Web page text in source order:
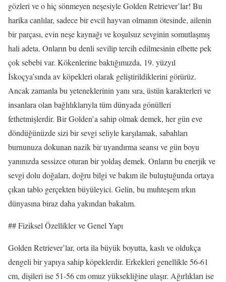
gözleri ve o hiç sönmeyen neşesiyle Golden Retriever’lar! Bu
harika canlılar, sadece bir evcil hayvan olmanın ötesinde, ailenin
bir parçası, evin neşe kaynağı ve koşulsuz sevginin somutlaşmış
hali adeta. Onların bu denli sevilip tercih edilmesinin elbette pek
çok sebebi var. Kökenlerine baktığımızda, 19. yüzyıl
İskoçya’sında av köpekleri olarak geliştirildiklerini görürüz.
Ancak zamanla bu yeteneklerinin yanı sıra, üstün karakterleri ve
insanlara olan bağlılıklarıyla tüm dünyada gönülleri
fethetmişlerdir. Bir Golden’a sahip olmak demek, her gün eve
döndüğünüzde sizi bir sevgi seliyle karşılamak, sabahları
burnunuza dokunan nazik bir uyandırma seansı ve gün boyu
yanınızda sessizce oturan bir yoldaş demek. Onların bu enerjik ve
sevgi dolu doğaları, doğru bilgi ve bakım ile buluştuğunda ortaya
çıkan tablo gerçekten büyüleyici. Gelin, bu muhteşem ırkın
dünyasına biraz daha yakından bakalım.
## Fiziksel Özellikler ve Genel Yapı
Golden Retriever’lar, orta ila büyük boyutta, kaslı ve oldukça
dengeli bir yapıya sahip köpeklerdir. Erkekleri genellikle 56-61
cm, dişileri ise 51-56 cm omuz yüksekliğine ulaşır. Ağırlıkları ise